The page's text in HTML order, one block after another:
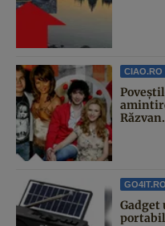
CIAO.RO
GO4IT.RO